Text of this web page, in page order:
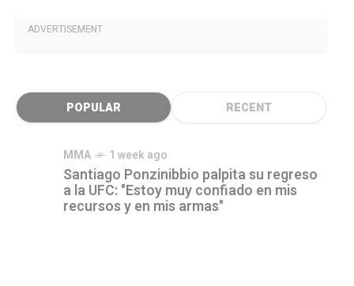
ADVERTISEMENT
POPULAR RECENT
MMA 1 week ago
Santiago Ponzinibbio palpita su regreso
a la UFC: "Estoy muy confiado en mis
recursos y en mis armas"